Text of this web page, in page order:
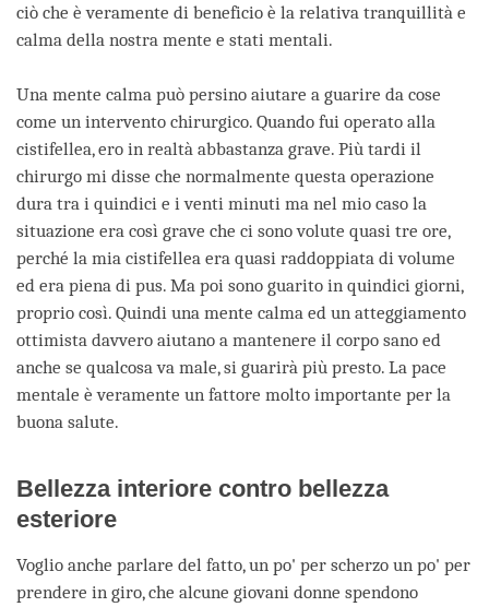
ciò che è veramente di beneficio è la relativa tranquillità e
calma della nostra mente e stati mentali.
Una mente calma può persino aiutare a guarire da cose
come un intervento chirurgico. Quando fui operato alla
cistifellea, ero in realtà abbastanza grave. Più tardi il
chirurgo mi disse che normalmente questa operazione
dura tra i quindici e i venti minuti ma nel mio caso la
situazione era così grave che ci sono volute quasi tre ore,
perché la mia cistifellea era quasi raddoppiata di volume
ed era piena di pus. Ma poi sono guarito in quindici giorni,
proprio così. Quindi una mente calma ed un atteggiamento
ottimista davvero aiutano a mantenere il corpo sano ed
anche se qualcosa va male, si guarirà più presto. La pace
mentale è veramente un fattore molto importante per la
buona salute.
Bellezza interiore contro bellezza
esteriore
Voglio anche parlare del fatto, un po' per scherzo un po' per
prendere in giro, che alcune giovani donne spendono